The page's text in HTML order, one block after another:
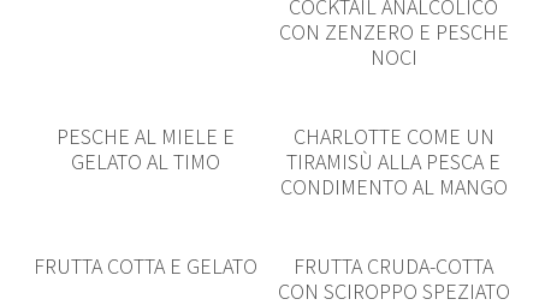
COCKTAIL ANALCOLICO
CON ZENZERO E PESCHE
NOCI
PESCHE AL MIELE E
GELATO AL TIMO
CHARLOTTE COME UN
TIRAMISÙ ALLA PESCA E
CONDIMENTO AL MANGO
FRUTTA COTTA E GELATO
FRUTTA CRUDA-COTTA
CON SCIROPPO SPEZIATO